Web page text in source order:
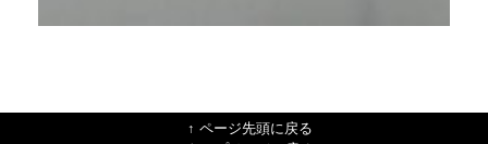
↑ ページ先頭に戻る